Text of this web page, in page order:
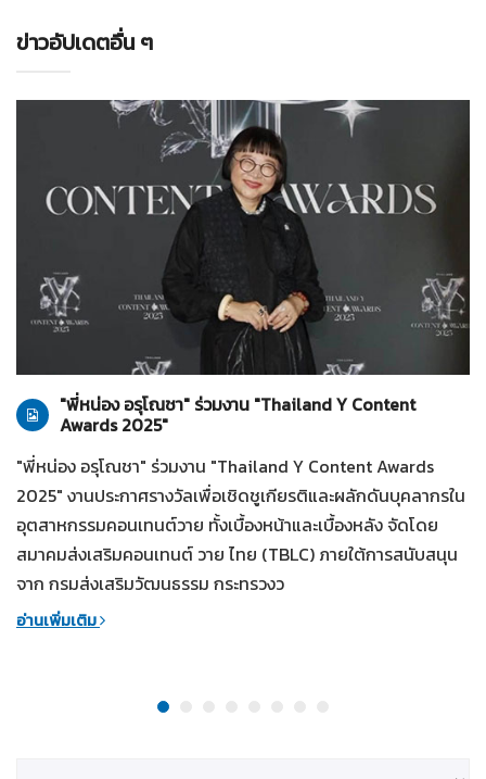
ข่าวอัปเดตอื่น ๆ
28-07-2569
"พี่หน่อง อรุโณชา" ร่วมงาน "Thailand Y Content
Awards 2025"
"พี่หน่อง อรุโณชา" ร่วมงาน "Thailand Y Content Awards
2025" งานประกาศรางวัลเพื่อเชิดชูเกียรติและผลักดันบุคลากรใน
อุตสาหกรรมคอนเทนต์วาย ทั้งเบื้องหน้าและเบื้องหลัง จัดโดย
สมาคมส่งเสริมคอนเทนต์ วาย ไทย (TBLC) ภายใต้การสนับสนุน
จาก กรมส่งเสริมวัฒนธรรม กระทรวงว
อ่านเพิ่มเติม